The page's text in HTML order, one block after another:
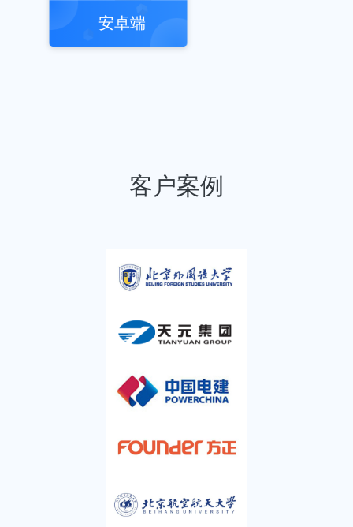
安卓端
客户案例